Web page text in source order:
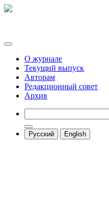
О журнале
Текущий выпуск
Авторам
Редакционный совет
Архив
Русский English